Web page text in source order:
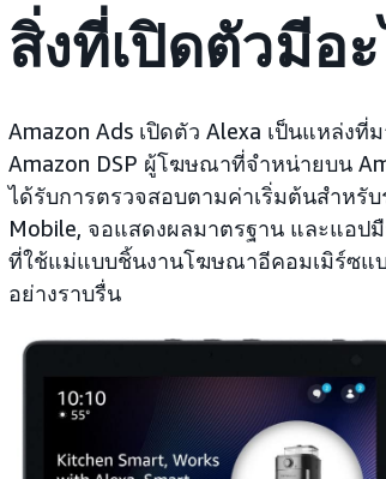
สิ่งที่เปิดตัวมีอ
Amazon Ads เปิดตัว Alexa เป็นแหล่ง
Amazon DSP ผู้โฆษณาที่จำหน่ายบน
ได้รับการตรวจสอบตามค่าเริ่มต้นสำหรั
Mobile, จอแสดงผลมาตรฐาน และแอป
ที่ใช้แม่แบบชิ้นงานโฆษณาอีคอมเมิร์ซแบ
อย่างราบรื่น